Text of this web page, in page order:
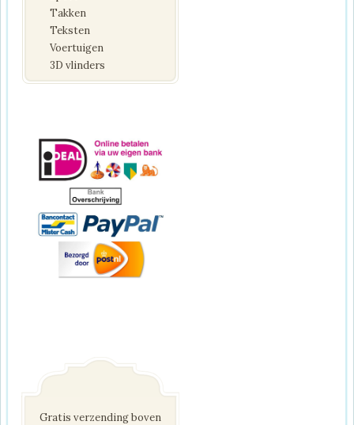
Takken
Teksten
Voertuigen
3D vlinders
Gratis verzending boven